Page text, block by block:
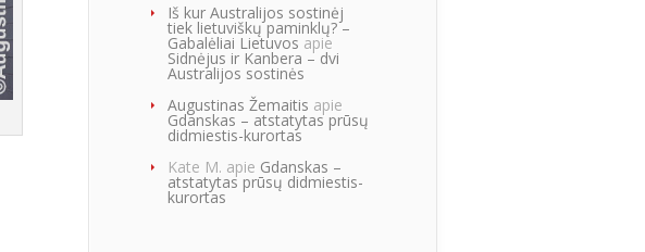
Iš kur Australijos sostinėj
tiek lietuviškų paminklų? –
Gabalėliai Lietuvos apie
Sidnėjus ir Kanbera – dvi
Australijos sostinės
Augustinas Žemaitis apie
Gdanskas – atstatytas prūsų
didmiestis-kurortas
Kate M. apie Gdanskas –
atstatytas prūsų didmiestis-
kurortas